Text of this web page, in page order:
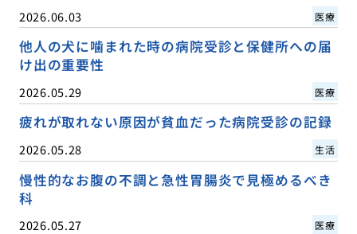
2026.06.03 医療
他人の犬に噛まれた時の病院受診と保健所への届
け出の重要性
2026.05.29 医療
疲れが取れない原因が貧血だった病院受診の記録
2026.05.28 生活
慢性的なお腹の不調と急性胃腸炎で見極めるべき
科
2026.05.27 医療